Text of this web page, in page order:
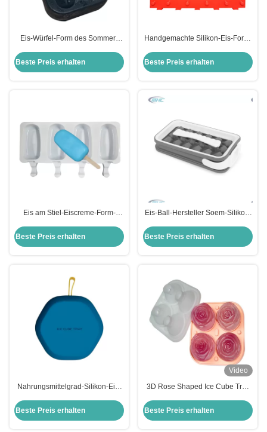
Eis-Würfel-Form des Sommer-
Schädel-3D besonders an
Beste Preis erhalten
Handgemachte Silikon-Eis-Form-
Stiel-Eiscreme-Formen LFGB
Beste Preis erhalten
Eis am Stiel-Eiscreme-Form-
handgemachtes des Silikon-DIY
Beste Preis erhalten
Eis-Ball-Hersteller Soem-Silikon-
einfrierender
wiederverwendbarer tragbarer
Beste Preis erhalten
Nahrungsmittelgrad-Silikon-Eis-
Silicone Ice Cube-Behälter
Beste Preis erhalten
Video
3D Rose Shaped Ice Cube Tray
Nahrungsmittelgrad-9
Beste Preis erhalten